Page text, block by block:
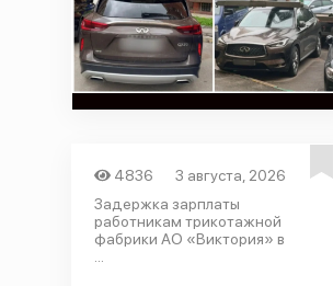
4836
3 августа, 2026
Задержка зарплаты
работникам трикотажной
фабрики АО «Виктория» в